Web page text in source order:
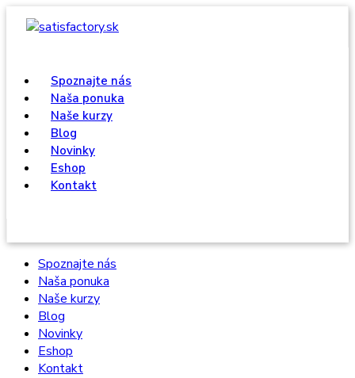
Spoznajte nás
Naša ponuka
Naše kurzy
Blog
Novinky
Eshop
Kontakt
Spoznajte nás
Naša ponuka
Naše kurzy
Blog
Novinky
Eshop
Kontakt